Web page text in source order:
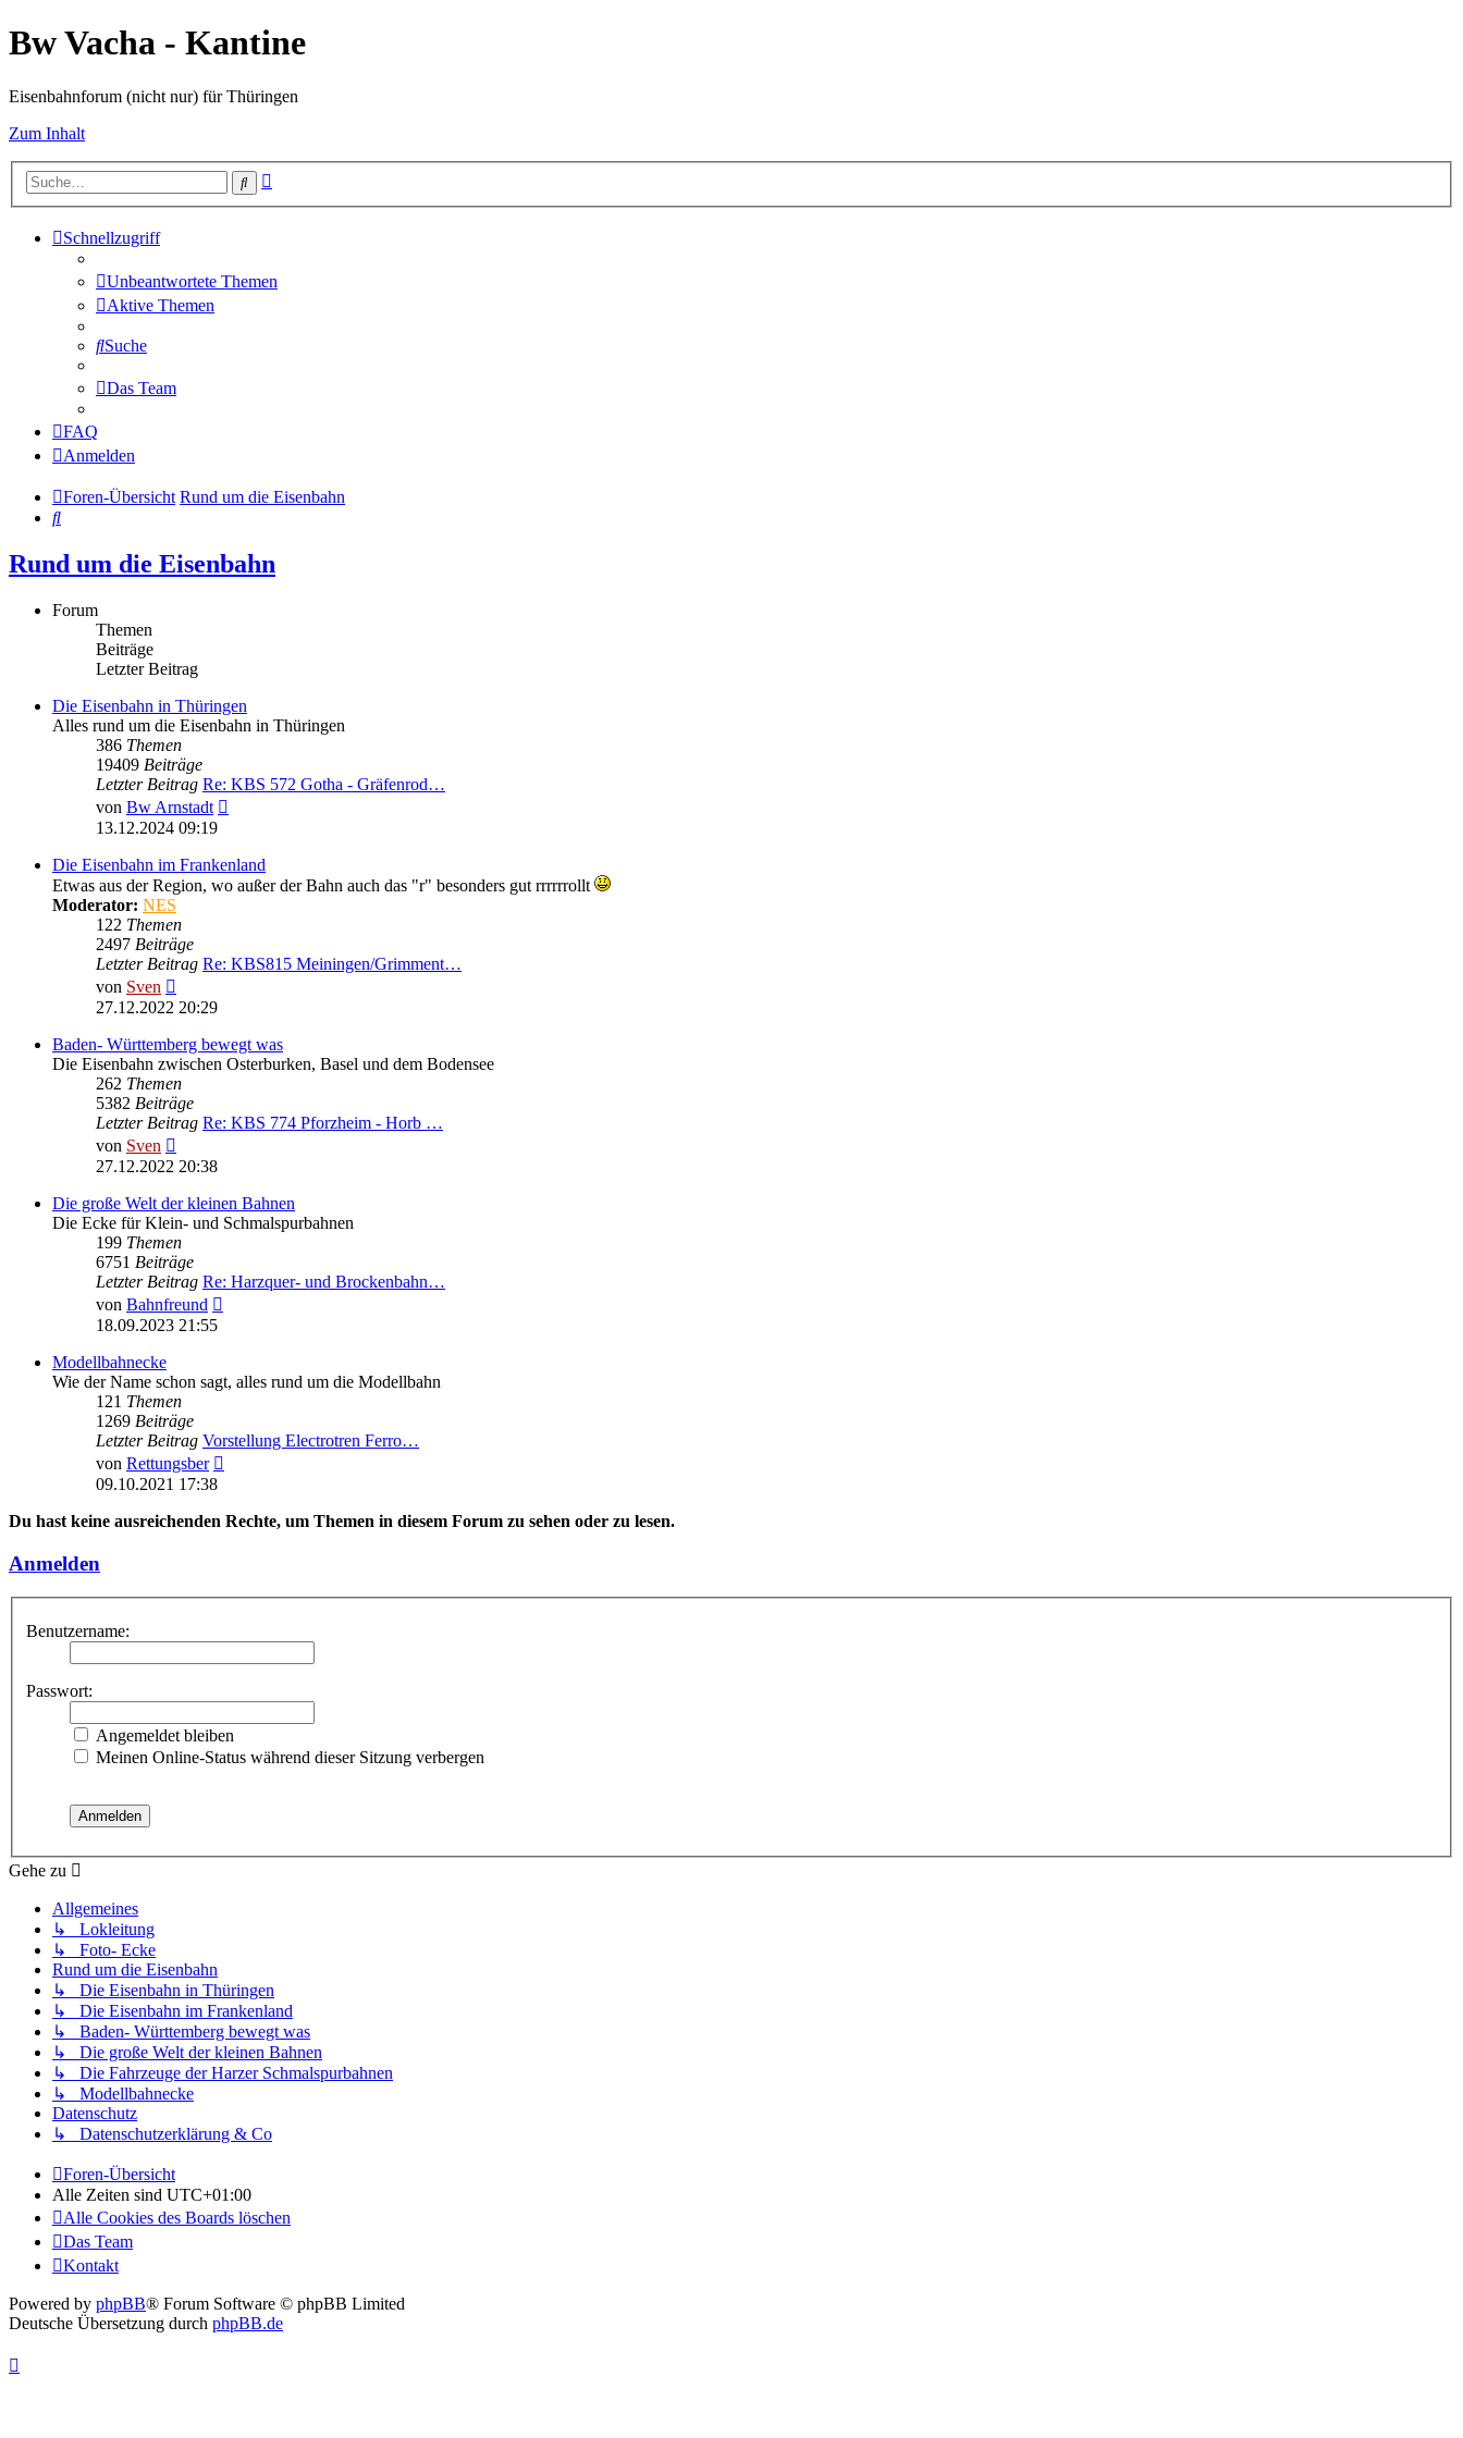
Bw Vacha - Kantine
Eisenbahnforum (nicht nur) für Thüringen
Zum Inhalt
Suche
Schnellzugriff
Unbeantwortete Themen
Aktive Themen
Suche
Das Team
FAQ
Anmelden
Foren-Übersicht Rund um die Eisenbahn
Suche
Rund um die Eisenbahn
Forum
Themen
Beiträge
Letzter Beitrag
Die Eisenbahn in Thüringen
Alles rund um die Eisenbahn in Thüringen
386 Themen
19409 Beiträge
Letzter Beitrag Re: KBS 572 Gotha - Gräfenrod…
von Bw Arnstadt
13.12.2024 09:19
Die Eisenbahn im Frankenland
Etwas aus der Region, wo außer der Bahn auch das "r" besonders gut rrrrrrollt
Moderator: NES
122 Themen
2497 Beiträge
Letzter Beitrag Re: KBS815 Meiningen/Grimment…
von Sven
Beitrag
27.12.2022 20:29
Baden- Württemberg bewegt was
Die Eisenbahn zwischen Osterburken, Basel und dem Bodensee
262 Themen
5382 Beiträge
Letzter Beitrag Re: KBS 774 Pforzheim - Horb …
von Sven
Beitrag
27.12.2022 20:38
Die große Welt der kleinen Bahnen
Die Ecke für Klein- und Schmalspurbahnen
199 Themen
6751 Beiträge
Letzter Beitrag Re: Harzquer- und Brockenbahn…
von Bahnfreund
18.09.2023 21:55
Modellbahnecke
Wie der Name schon sagt, alles rund um die Modellbahn
121 Themen
1269 Beiträge
Letzter Beitrag Vorstellung Electrotren Ferro…
von Rettungsber
09.10.2021 17:38
Du hast keine ausreichenden Rechte, um Themen in diesem Forum zu sehen oder zu lesen.
Anmelden
Benutzername:
Passwort:
Angemeldet bleiben
Meinen Online-Status während dieser Sitzung verbergen
Gehe zu
Allgemeines
↳ Lokleitung
↳ Foto- Ecke
Rund um die Eisenbahn
↳ Die Eisenbahn in Thüringen
↳ Die Eisenbahn im Frankenland
↳ Baden- Württemberg bewegt was
↳ Die große Welt der kleinen Bahnen
↳ Die Fahrzeuge der Harzer Schmalspurbahnen
↳ Modellbahnecke
Datenschutz
↳ Datenschutzerklärung & Co
Foren-Übersicht
Alle Zeiten sind UTC+01:00
Alle Cookies des Boards löschen
Das Team
Kontakt
Powered by phpBB® Forum Software © phpBB Limited
Deutsche Übersetzung durch phpBB.de